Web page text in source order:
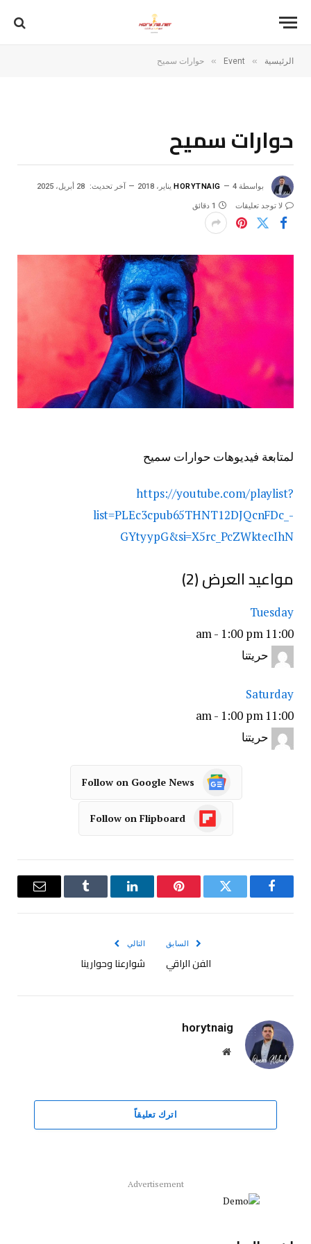
الرئيسية »
Event
» حوارات سميح
حوارات سميح
بواسطة HORYTNAIG 4 يناير، 2018 آخر تحديث: 28 أبريل، 2025
لا توجد تعليقات 1 دقائق
لمتابعة فيديوهات حوارات سميح
https://youtube.com/playlist?
list=PLEc3cpub65THNT12DJQcnFDc_-
GYtyypG&si=X5rc_PcZWktecIhN
مواعيد العرض (2)
Tuesday
11:00 am
- 1:00 pm
حريتنا
Saturday
11:00 am
- 1:00 pm
حريتنا
Follow on Google News
Follow on Flipboard
فيسبوك تويتر بينتيريستلينكدإن Tumblr
البريد
السابق
الفن الراقي
التالي
شوارعنا وحوارينا
horytnaig
موقع
اترك تعليقاً
Advertisement